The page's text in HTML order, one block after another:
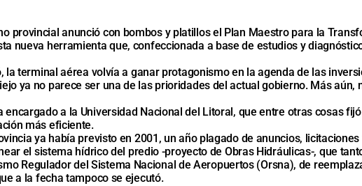
provincial anunció con bombos y platillos el Plan Maestro para la
nueva herramienta que, confeccionada a base de estudios y
la terminal aérea volvía a ganar protagonismo en la agenda de las
ya no parece ser una de las prioridades del actual gobierno. Más
encargado a la Universidad Nacional del Litoral, que entre otras cosas
más eficiente.
ya había previsto en 2001, un año plagado de anuncios,
el sistema hídrico del predio -proyecto de Obras Hidráulicas-, que
Regulador del Sistema Nacional de Aeropuertos (Orsna), de
a la fecha tampoco se ejecutó.